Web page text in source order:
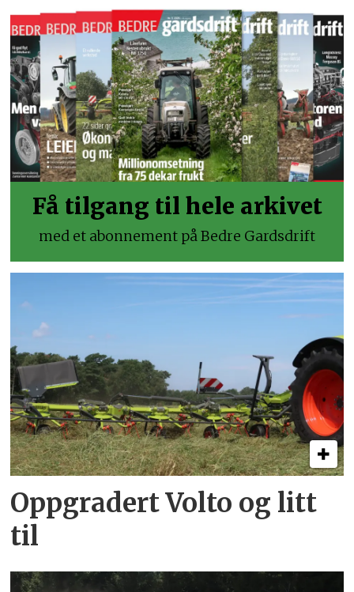
Få tilgang til hele arkivet
med et abonnement på Bedre Gardsdrift
Oppgradert Volto og litt
til